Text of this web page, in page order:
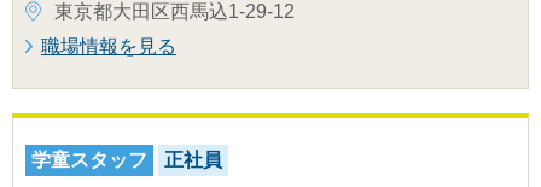
東京都大田区西馬込1-29-12
職場情報を見る
学童スタッフ 正社員